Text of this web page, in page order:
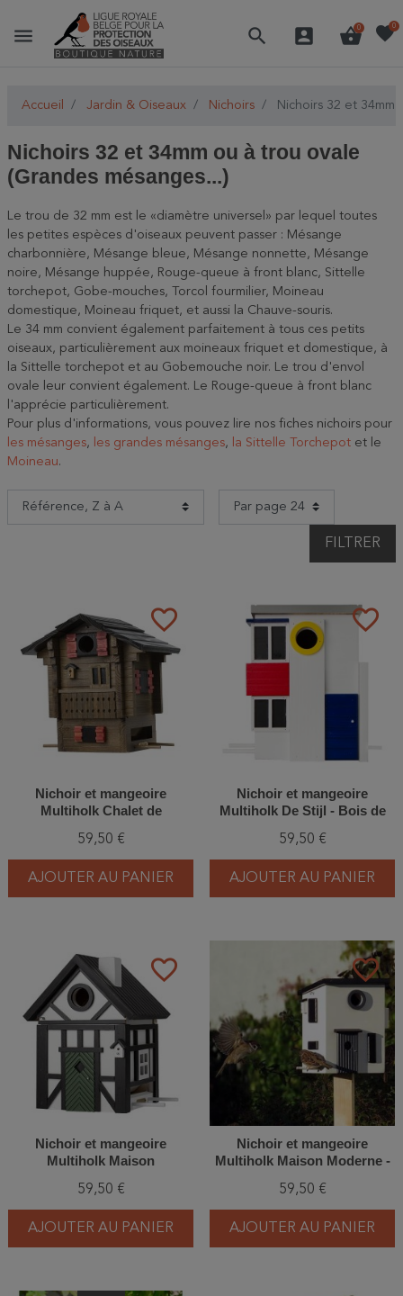
menu search account_box shopping_basket
0 favorite0
Accueil Jardin & Oiseaux Nichoirs Nichoirs 32 et 34mm
Nichoirs 32 et 34mm ou à trou ovale
(Grandes mésanges...)
Le trou de 32 mm est le «diamètre universel» par lequel toutes
les petites espèces d'oiseaux peuvent passer : Mésange
charbonnière, Mésange bleue, Mésange nonnette, Mésange
noire, Mésange huppée, Rouge-queue à front blanc, Sittelle
torchepot, Gobe-mouches, Torcol fourmilier, Moineau
domestique, Moineau friquet, et aussi la Chauve-souris.
Le 34 mm convient également parfaitement à tous ces petits
oiseaux, particulièrement aux moineaux friquet et domestique, à
la Sittelle torchepot et au Gobemouche noir. Le trou d'envol
ovale leur convient également. Le Rouge-queue à front blanc
l'apprécie particulièrement.
Pour plus d'informations, vous pouvez lire nos fiches nichoirs pour
les mésanges, les grandes mésanges, la Sittelle Torchepot et le
Moineau.
FILTRER
favorite_border
Nichoir et mangeoire
Multiholk Chalet de
59,50 €
AJOUTER AU PANIER
favorite_border
Nichoir et mangeoire
Multiholk De Stijl - Bois de
59,50 €
AJOUTER AU PANIER
favorite_border
Nichoir et mangeoire
Multiholk Maison
Mélèze
59,50 €
AJOUTER AU PANIER
favorite_border
Nichoir et mangeoire
Multiholk Maison Moderne -
59,50 €
AJOUTER AU PANIER